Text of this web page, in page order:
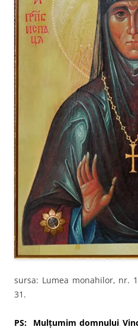
sursa: Lumea monahilor, nr.
31.
PS: Mulțumim domnului